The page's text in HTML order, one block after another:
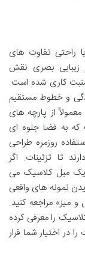
راحتی تفاوت های
زیبایی بصری نقش
کاری شده است.
و خطوط مستقیم
از پارچه های
که به فضا جلوه ای
روزمره طراحی
تا تزئینات. اگر
یک مبل کلاسیک می
نمونه های واقعی
میز» مراجعه کنید.
را معرفی کرده
در اختیار شما قرار